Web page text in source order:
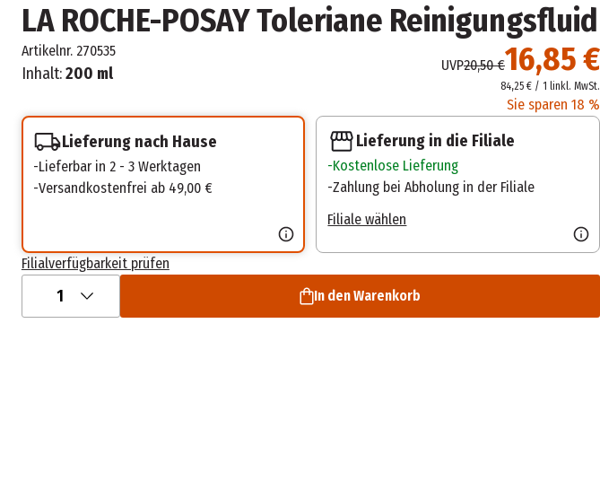
LA ROCHE-POSAY Toleriane Reinigungsfluid
Artikelnr. 270535
Inhalt:200 ml 16,85 €
UVP20,50 €
84,25 € / 1 linkl. MwSt.
Sie sparen 18 %
Lieferung nach Hause
Lieferbar in 2 - 3 Werktagen
Versandkostenfrei ab 49,00 €
Lieferung in die Filiale
Kostenlose Lieferung
Zahlung bei Abholung in der Filiale
Filiale wählen
Filialverfügbarkeit prüfen
1 In den Warenkorb